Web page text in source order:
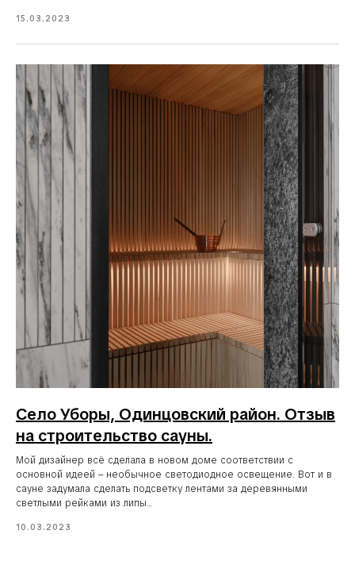
15.03.2023
Село Уборы, Одинцовский район. Отзыв
на строительство сауны.
Мой дизайнер всё сделала в новом доме соответствии с
основной идеей – необычное светодиодное освещение. Вот и в
сауне задумала сделать подсветку лентами за деревянными
светлыми рейками из липы...
10.03.2023